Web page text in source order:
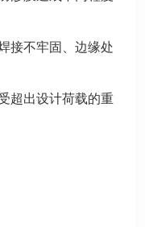
接不牢固、边缘处
超出设计荷载的重